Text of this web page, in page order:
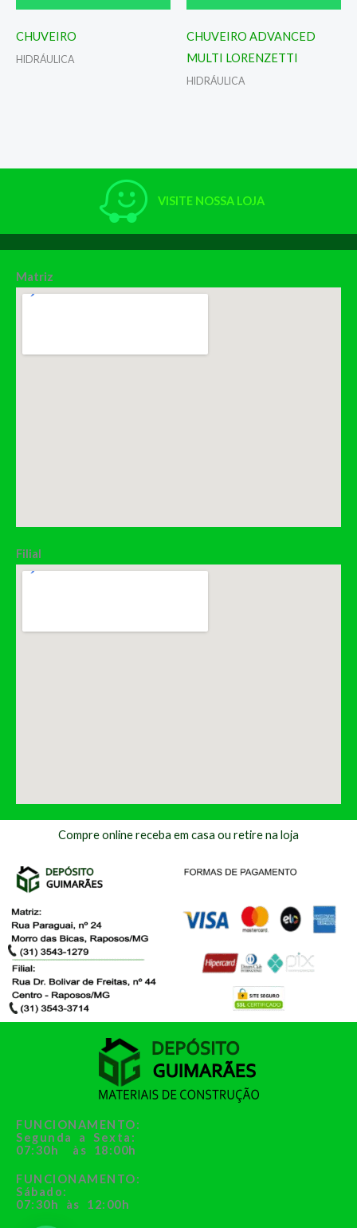
CHUVEIRO
HIDRÁULICA
CHUVEIRO ADVANCED
MULTI LORENZETTI
HIDRÁULICA
VISITE NOSSA LOJA
Matriz
Filial
Compre online receba em casa ou retire na loja
FUNCIONAMENTO:
Segunda a Sexta:
07:30h às 18:00h
FUNCIONAMENTO:
Sábado:
07:30h às 12:00h